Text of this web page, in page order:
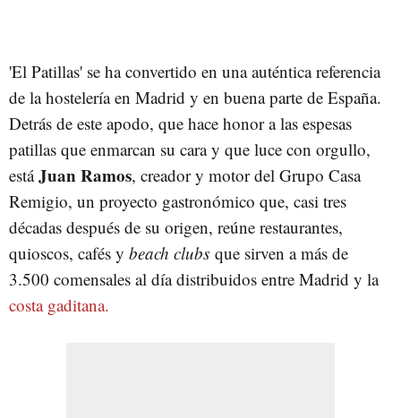
'El Patillas' se ha convertido en una auténtica referencia
de la hostelería en Madrid y en buena parte de España.
Detrás de este apodo, que hace honor a las espesas
patillas que enmarcan su cara y que luce con orgullo,
estáJuan Ramos, creador y motor del Grupo Casa
Remigio, un proyecto gastronómico que, casi tres
décadas después de su origen, reúne restaurantes,
quioscos, cafés y beach clubs que sirven a más de
3.500 comensales al día distribuidos entre Madrid y la
costa gaditana.